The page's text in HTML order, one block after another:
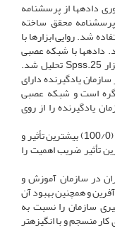
داده­ها از پرسشنامه
آفرین باس و آوولیو (2000) و پرسشنامه محقق ساخته
میر آقاپور اقدم (1388) و استفاده شد. روایی ابزارها با
داده­ها با شبکه عصبی
مصنوعی پرسپترون چند لایه (MLP) در نرم افزار Spss.25 تحلیل شد.
یادگیرنده دارای
یک لایه ورودی با 6 گره و یک لایه پنهان با 6 گره است و شبکه عصبی
یادگیرنده را از روی
یافته­ها نشان می­دهد که ویژگی­های آرمانی (100/0) بیشترین تأثیر و
(ملاحظات فردی) (2/17) کمترین تأثیر ضریب اهمیت را
در سازمان آموزش و
و همچنین بهبود آن
سازمان را نسبت به
منسجم و با انگیزه­تر